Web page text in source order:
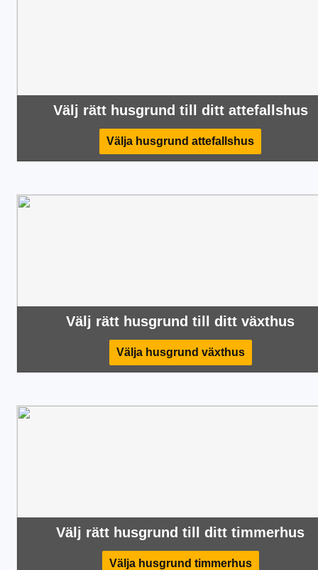
Välj rätt husgrund till ditt attefallshus
Välja husgrund attefallshus
Välj rätt husgrund till ditt växthus
Välja husgrund växthus
Välj rätt husgrund till ditt timmerhus
Välja husgrund timmerhus